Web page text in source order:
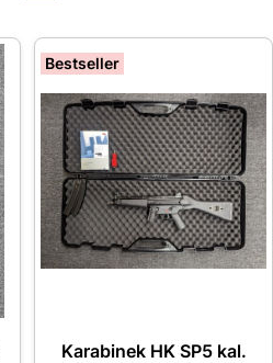
Bestseller
Karabinek HK SP5 kal.